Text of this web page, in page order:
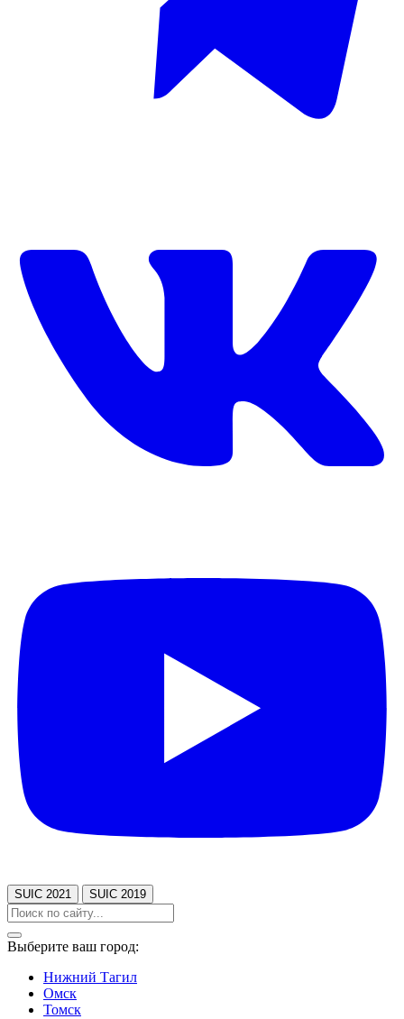
SUIC 2021 SUIC 2019
Выберите ваш город:
Нижний Тагил
Омск
Томск